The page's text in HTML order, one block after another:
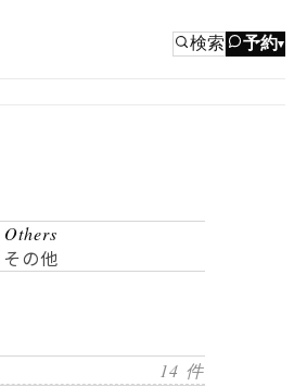
検索 予約▾
Others
その他
14 件